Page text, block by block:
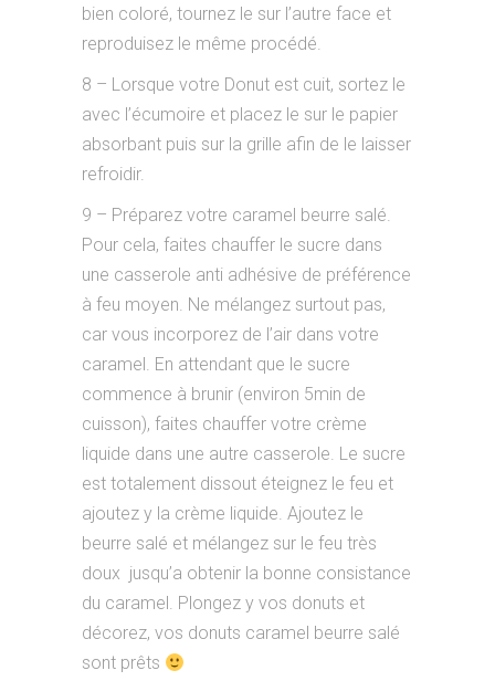
bien coloré, tournez le sur l’autre face et
reproduisez le même procédé.
8 – Lorsque votre Donut est cuit, sortez le
avec l’écumoire et placez le sur le papier
absorbant puis sur la grille afin de le laisser
refroidir.
9 – Préparez votre caramel beurre salé.
Pour cela, faites chauffer le sucre dans
une casserole anti adhésive de préférence
à feu moyen. Ne mélangez surtout pas,
car vous incorporez de l’air dans votre
caramel. En attendant que le sucre
commence à brunir (environ 5min de
cuisson), faites chauffer votre crème
liquide dans une autre casserole. Le sucre
est totalement dissout éteignez le feu et
ajoutez y la crème liquide. Ajoutez le
beurre salé et mélangez sur le feu très
doux jusqu’a obtenir la bonne consistance
du caramel. Plongez y vos donuts et
décorez, vos donuts caramel beurre salé
sont prêts